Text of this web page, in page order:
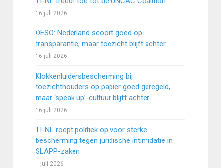
16 juli 2026
OESO: Nederland scoort goed op
transparantie, maar toezicht blijft achter
16 juli 2026
Klokkenluidersbescherming bij
toezichthouders op papier goed geregeld,
maar ‘speak up’-cultuur blijft achter
16 juli 2026
TI-NL roept politiek op voor sterke
bescherming tegen juridische intimidatie in
SLAPP-zaken
1 juli 2026